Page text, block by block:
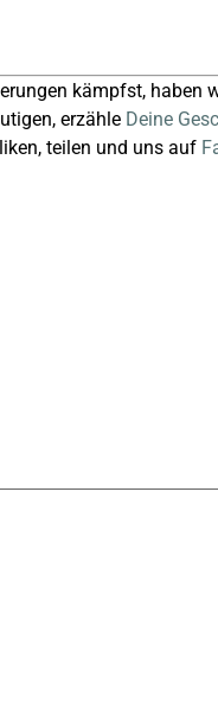
kämpfst, haben
erzähle Deine
teilen und uns auf